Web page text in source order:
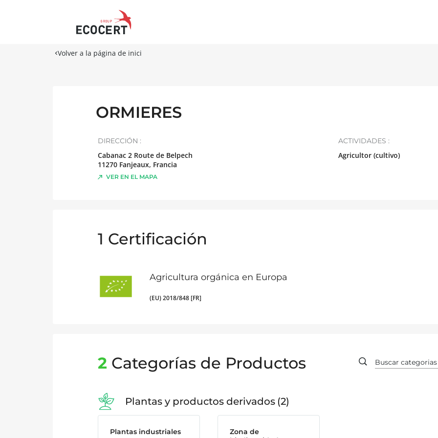
Volver a la página de inici
ORMIERES
DIRECCIÓN :
Cabanac 2 Route de Belpech
11270 Fanjeaux, Francia
VER EN EL MAPA
ACTIVIDADES :
Agricultor (cultivo)
1 Certificación
Agricultura orgánica en Europa
(EU) 2018/848 [FR]
2 Categorías de Productos
Plantas y productos derivados 2
Plantas industriales
Zona de